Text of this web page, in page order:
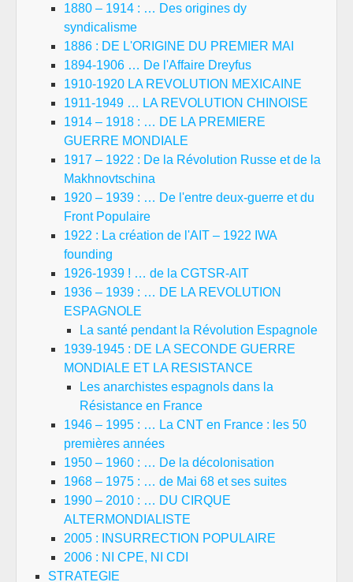
1880 – 1914 : … Des origines dy
syndicalisme
1886 : DE L'ORIGINE DU PREMIER MAI
1894-1906 … De l'Affaire Dreyfus
1910-1920 LA REVOLUTION MEXICAINE
1911-1949 … LA REVOLUTION CHINOISE
1914 – 1918 : … DE LA PREMIERE
GUERRE MONDIALE
1917 – 1922 : De la Révolution Russe et de la
Makhnovtschina
1920 – 1939 : … De l'entre deux-guerre et du
Front Populaire
1922 : La création de l'AIT – 1922 IWA
founding
1926-1939 ! … de la CGTSR-AIT
1936 – 1939 : … DE LA REVOLUTION
ESPAGNOLE
La santé pendant la Révolution Espagnole
1939-1945 : DE LA SECONDE GUERRE
MONDIALE ET LA RESISTANCE
Les anarchistes espagnols dans la
Résistance en France
1946 – 1995 : … La CNT en France : les 50
premières années
1950 – 1960 : … De la décolonisation
1968 – 1975 : … de Mai 68 et ses suites
1990 – 2010 : … DU CIRQUE
ALTERMONDIALISTE
2005 : INSURRECTION POPULAIRE
2006 : NI CPE, NI CDI
STRATEGIE